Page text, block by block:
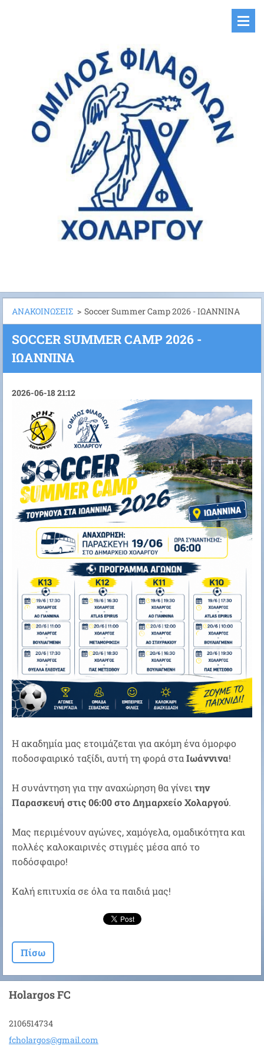
ΑΝΑΚΟΙΝΩΣΕΙΣ > Soccer Summer Camp 2026 - ΙΩΑΝΝΙΝΑ
SOCCER SUMMER CAMP 2026 -
ΙΩΑΝΝΙΝΑ
2026-06-18 21:12
Η ακαδημία μας ετοιμάζεται για ακόμη ένα όμορφο
ποδοσφαιρικό ταξίδι, αυτή τη φορά σταΙωάννινα!
Η συνάντηση για την αναχώρηση θα γίνει την
Παρασκευή στις 06:00 στο Δημαρχείο Χολαργού.
Μας περιμένουν αγώνες, χαμόγελα, ομαδικότητα και
πολλές καλοκαιρινές στιγμές μέσα από το
ποδόσφαιρο!
Καλή επιτυχία σε όλα τα παιδιά μας!
Πίσω
Holargos FC
2106514734
fcholargos@gmail.com